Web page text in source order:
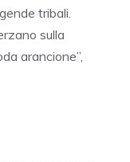
tribali.
sulla
arancione”,